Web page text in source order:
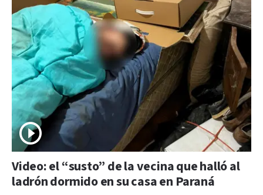
Video: el “susto” de la vecina que halló al
ladrón dormido en su casa en Paraná